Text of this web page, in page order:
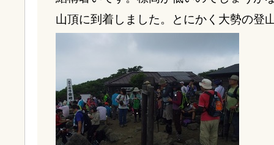
山頂に到着しました。とにかく大勢の登